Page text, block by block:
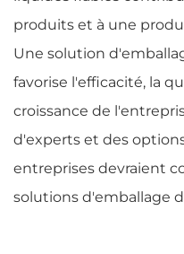
produits et à une
Une solution
favorise l'efficacité, la
croissance de
d'experts et des
entreprises devraient
solutions d'emballage